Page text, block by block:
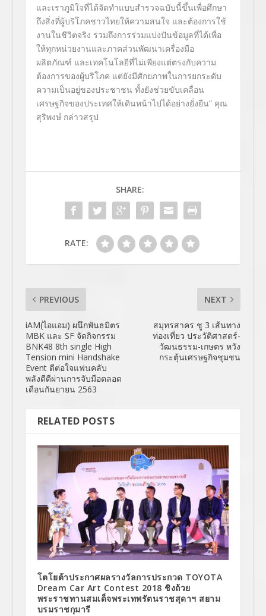
และเราภูมิใจที่ได้จัดทำแบบสำรวจฉบับนี้ขึ้นเพื่อศึกษา
ถึงสิ่งที่ผู้บริโภคชาวไทยให้ความสนใจ และต้องการใช้
งานในชีวิตจริง รวมถึงการร่วมแบ่งปันข้อมูลที่ได้เพื่อ
ให้ทุกหน่วยงานและภาคส่วนพัฒนาเครื่องมือ
ผลิตภัณฑ์ และเทคโนโลยีที่ไม่เพียงแต่ตรงกับความ
ต้องการของผู้บริโภค แต่ยังมีศักยภาพในการยกระดับ
ความเป็นอยู่ของประชาชน ทั้งยังช่วยขับเคลื่อน
เศรษฐกิจของประเทศให้เดินหน้าไปได้อย่างยั่งยืน” คุณ
สุริพงษ์ กล่าวสรุป
SHARE:
RATE:
PREVIOUS
iAM(ไอแอม) ผนึกพันธมิตร
MBK และ SF จัดกิจกรรม
BNK48 8th single High
Tension mini Handshake
Event ดีต่อใจแฟนคลับ
พลังดีดีผ่านการจับมือตลอด
เดือนกันยายน 2563
NEXT
สมุทรสาคร ชู 3 เส้นทาง
ท่องเที่ยว ประวัติศาสตร์-
วัฒนธรรม-เกษตร หวัง
กระตุ้นเศรษฐกิจชุมชน
RELATED POSTS
โตโยต้าประกาศผลรางวัลการประกวด TOYOTA
Dream Car Art Contest 2018 ชิงถ้วย
พระราชทานสมเด็จพระเทพรัตนราชสุดาฯ สยาม
บรมราชกุมารี